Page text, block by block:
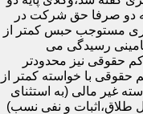
دو صرفا حق شرکت در
مستوجب حبس کمتر از
رسیدگی می
حقوقی نیز محدودتر
حقوقی با خواسته کمتر از
غیر مالی (به استثنای
طلاق،اثبات و نفی نسب)